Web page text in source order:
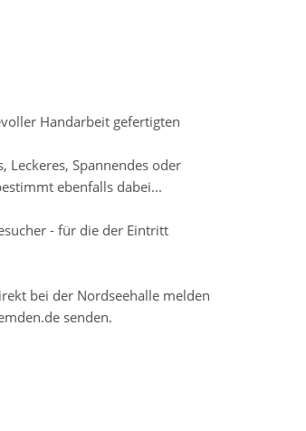
Handarbeit gefertigten
Leckeres, Spannendes oder
ebenfalls dabei...
- für die der Eintritt
bei der Nordseehalle melden
senden.